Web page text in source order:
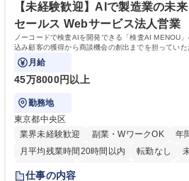
専修学校 高校 語学力： 資格：
【未経験歓迎】AIで製造業の未
セールス Webサービス法人営業
ノーコードで検査AIを開発できる「検査AI MENOU
込み顧客の獲得から商談機会の創出までを担っていた
ルドセールスをつなぐ役割として、
月給
45万8000円以上
勤務地
東京都中央区
業界未経験歓迎
副業・WワークOK
年
月平均残業時間20時間以内
転勤なし
時短勤務あり
仕事の内容